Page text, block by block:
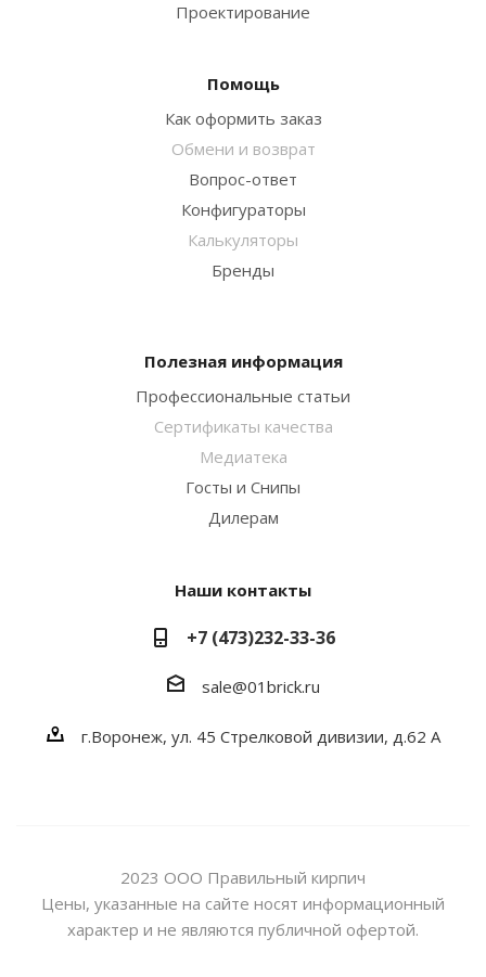
Проектирование
Помощь
Как оформить заказ
Обмени и возврат
Вопрос-ответ
Конфигураторы
Калькуляторы
Бренды
Полезная информация
Профессиональные статьи
Сертификаты качества
Медиатека
Госты и Снипы
Дилерам
Наши контакты
+7 (473)232-33-36
sale@01brick.ru
г.Воронеж, ул. 45 Стрелковой дивизии, д.62 А
2023 ООО Правильный кирпич
Цены, указанные на сайте носят информационный
характер и не являются публичной офертой.